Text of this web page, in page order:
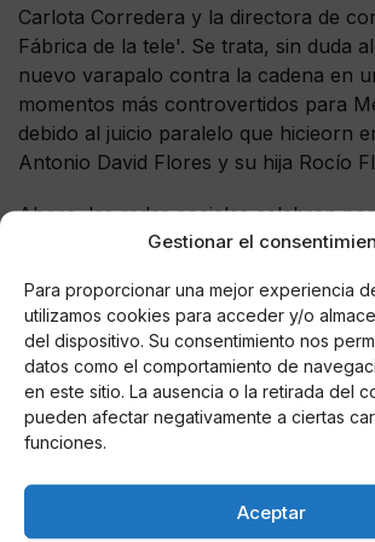
Gestionar el
Para proporcionar una mejor experiencia
utilizamos cookies para acceder y/o
del dispositivo. Su consentimiento nos
datos como el comportamiento de
en este sitio. La ausencia o la retirada del
pueden afectar negativamente a ciertas
funciones.
Aceptar
Carlota Corredera y la directora de
Fábrica de la tele'. Se trata, sin duda
nuevo varapalo contra la cadena en
momentos más controvertidos para
debido al juicio paralelo que hicieorn
Antonio David Flores y su hija Rocío
Ahora, las redes sociales celebran
ocurrido y consideran que los dueños
de 'Rocío Carrasco, contar la verdad
AUTOR